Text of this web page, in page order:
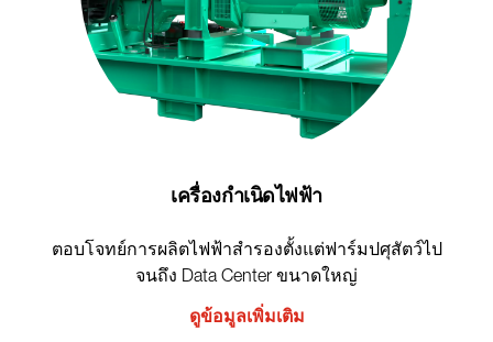
เครื่องกำเนิดไฟฟ้า
ตอบโจทย์การผลิตไฟฟ้าสำรองตั้งแต่ฟาร์มปศุสัตว์ไป
จนถึง Data Center ขนาดใหญ่
ดูข้อมูลเพิ่มเติม